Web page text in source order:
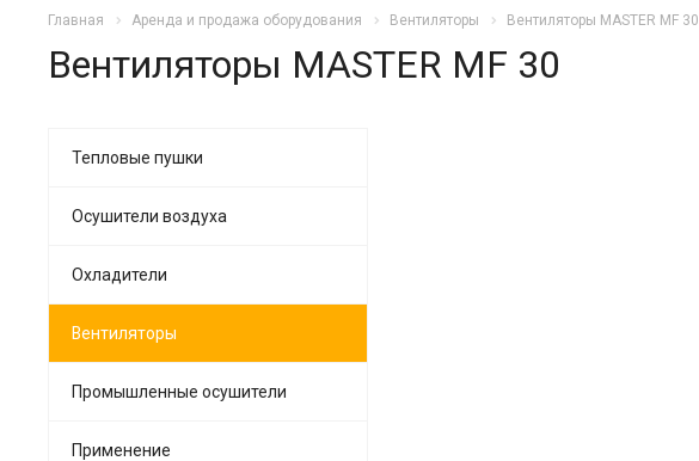
Главная Аренда и продажа оборудования Вентиляторы Вентиляторы MASTER MF 30
Вентиляторы MASTER MF 30
Тепловые пушки
Осушители воздуха
Охладители
Вентиляторы
Промышленные осушители
Применение